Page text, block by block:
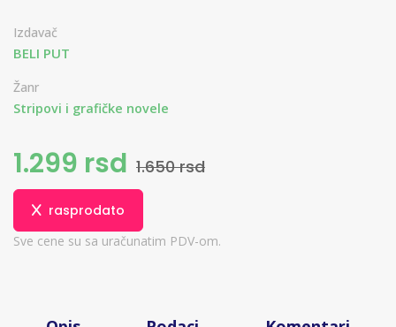
Izdavač
BELI PUT
Žanr
Stripovi i grafičke novele
1.299 rsd 1.650 rsd
rasprodato
Sve cene su sa uračunatim PDV-om.